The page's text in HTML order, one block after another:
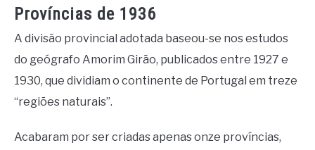
Províncias de 1936
A divisão provincial adotada baseou-se nos estudos
do geógrafo Amorim Girão, publicados entre 1927 e
1930, que dividiam o continente de Portugal em treze
“regiões naturais”.
Acabaram por ser criadas apenas onze províncias,